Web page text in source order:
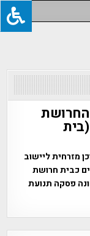
החרושת
מזרחית ליישוב
כבית חרושת
פסקה תנועת